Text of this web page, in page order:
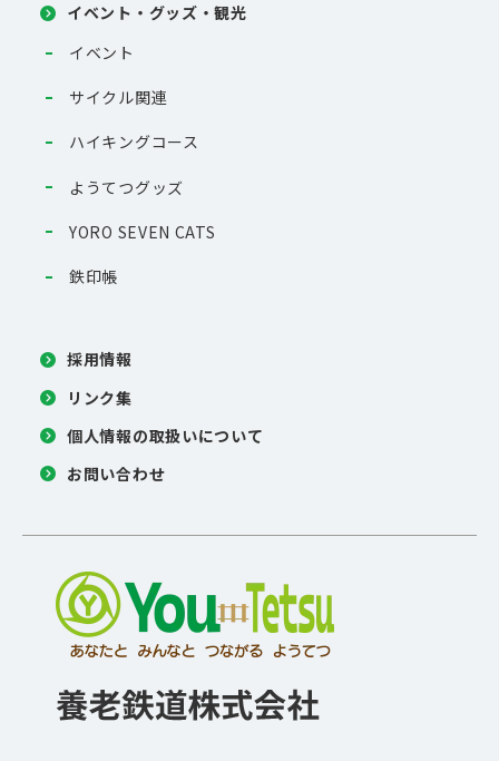
イベント・グッズ・観光
イベント
サイクル関連
ハイキングコース
ようてつグッズ
YORO SEVEN CATS
鉄印帳
採用情報
リンク集
個人情報の取扱いについて
お問い合わせ